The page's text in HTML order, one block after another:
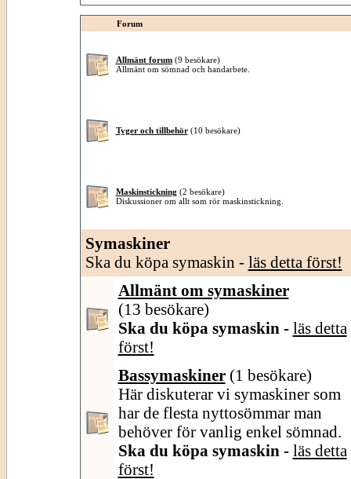
Forum
Allmänt forum (9 besökare)
Allmänt om sömnad och handarbete.
Tyger och tillbehör (10 besökare)
Maskinstickning (2 besökare)
Diskussioner om allt som rör maskinstickning.
Symaskiner
Ska du köpa symaskin - läs detta först!
Allmänt om symaskiner
(13 besökare)
Ska du köpa symaskin - läs detta
först!
Bassymaskiner (1 besökare)
Här diskuterar vi symaskiner som
har de flesta nyttosömmar man
behöver för vanlig enkel sömnad.
Ska du köpa symaskin - läs detta
först!